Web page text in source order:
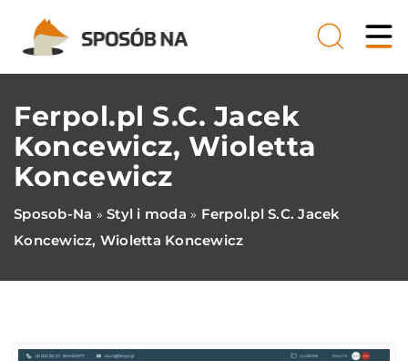
Ferpol.pl S.C. Jacek
Koncewicz, Wioletta
Koncewicz
Sposob-Na » Styl i moda » Ferpol.pl S.C. Jacek
Koncewicz, Wioletta Koncewicz